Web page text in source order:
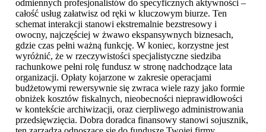
odmiennych profesjonalistów do specyficznych aktywności –
całość usług załatwisz od ręki w kluczowym biurze. Ten
schemat interakcji stanowi ekstremalnie bezstresowy i
owocny, najczęściej w żwawo ekspansywnych biznesach,
gdzie czas pełni ważną funkcję. W koniec, korzystne jest
wyróżnić, że w rzeczywistości specjalistyczne siedziba
rachunkowe pełni rolę fundusz w stronę nadchodzące lata
organizacji. Opłaty kojarzone w zakresie operacjami
budżetowymi rewersywnie się zwraca wiele razy jako formie
obniżek kosztów fiskalnych, nieobecności nieprawidłowości
w kontekście archiwizacji, oraz cierpliwego administrowania
przedsięwzięcia. Dobra doradca finansowy stanowi sojusznik,